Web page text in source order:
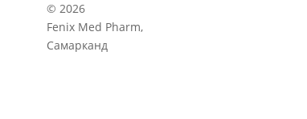
© 2026
Fenix Med Pharm,
Самарканд